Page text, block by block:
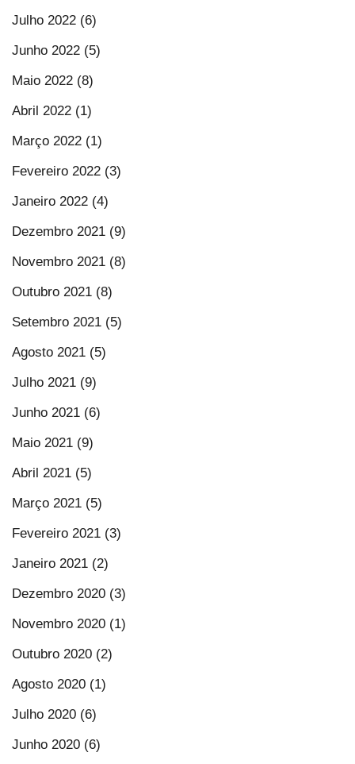
Julho 2022 (6)
Junho 2022 (5)
Maio 2022 (8)
Abril 2022 (1)
Março 2022 (1)
Fevereiro 2022 (3)
Janeiro 2022 (4)
Dezembro 2021 (9)
Novembro 2021 (8)
Outubro 2021 (8)
Setembro 2021 (5)
Agosto 2021 (5)
Julho 2021 (9)
Junho 2021 (6)
Maio 2021 (9)
Abril 2021 (5)
Março 2021 (5)
Fevereiro 2021 (3)
Janeiro 2021 (2)
Dezembro 2020 (3)
Novembro 2020 (1)
Outubro 2020 (2)
Agosto 2020 (1)
Julho 2020 (6)
Junho 2020 (6)